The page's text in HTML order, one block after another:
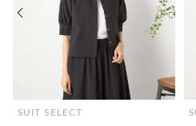
SUIT SELECT
前の画像